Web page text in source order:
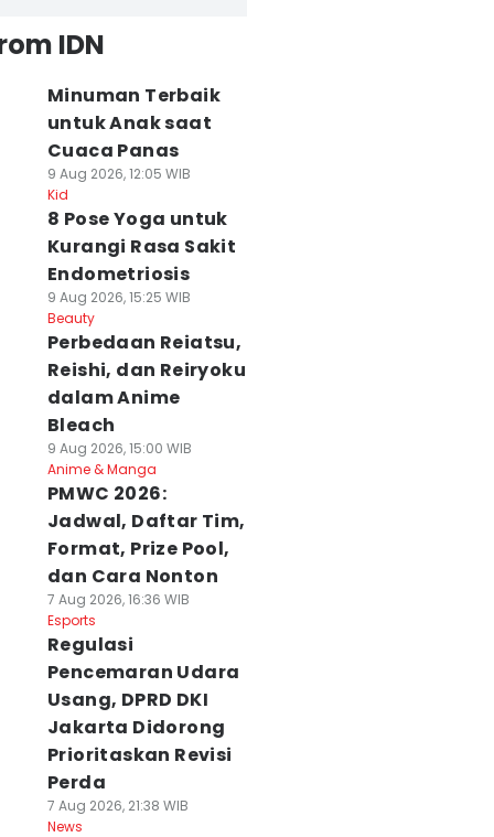
IDN
Minuman Terbaik
untuk Anak saat
Cuaca Panas
9 Aug 2026, 12:05 WIB
Kid
8 Pose Yoga untuk
Kurangi Rasa Sakit
Endometriosis
9 Aug 2026, 15:25 WIB
Beauty
Perbedaan Reiatsu,
Reishi, dan Reiryoku
dalam Anime
Bleach
9 Aug 2026, 15:00 WIB
Anime & Manga
PMWC 2026:
Jadwal, Daftar Tim,
Format, Prize Pool,
dan Cara Nonton
7 Aug 2026, 16:36 WIB
Esports
Regulasi
Pencemaran Udara
Usang, DPRD DKI
Jakarta Didorong
Prioritaskan Revisi
Perda
7 Aug 2026, 21:38 WIB
News